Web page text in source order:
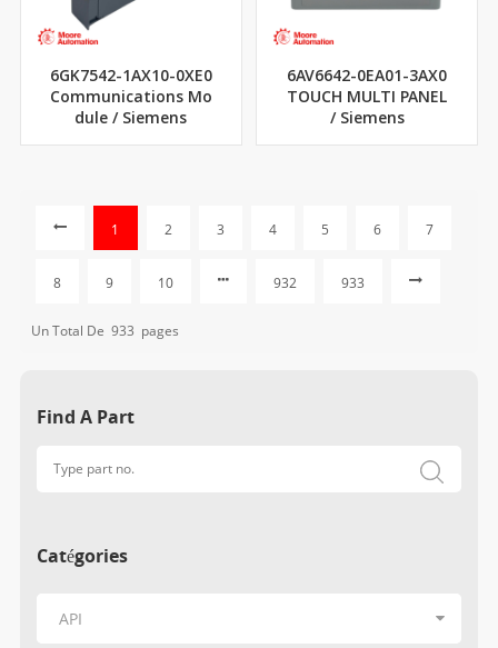
6GK7542-1AX10-0XE0
Communications Mo
dule / Siemens
6AV6642-0EA01-3AX0
TOUCH MULTI PANEL
/ Siemens
1 2 3 4 5 6 7
8 9 10 932 933
Un Total De 933 Pages
Find A Part
Catégories